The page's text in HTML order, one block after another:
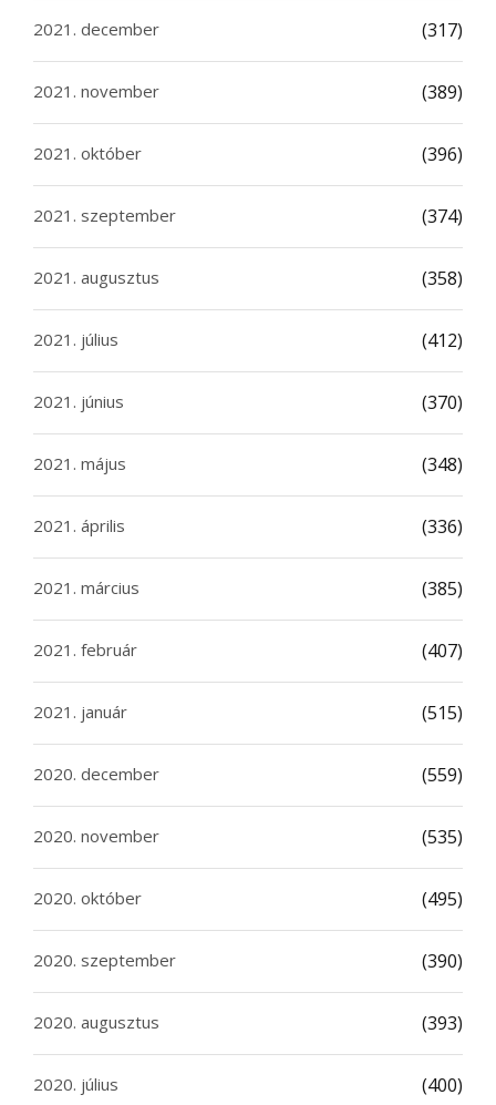
2021. december (317)
2021. november (389)
2021. október (396)
2021. szeptember (374)
2021. augusztus (358)
2021. július (412)
2021. június (370)
2021. május (348)
2021. április (336)
2021. március (385)
2021. február (407)
2021. január (515)
2020. december (559)
2020. november (535)
2020. október (495)
2020. szeptember (390)
2020. augusztus (393)
2020. július (400)